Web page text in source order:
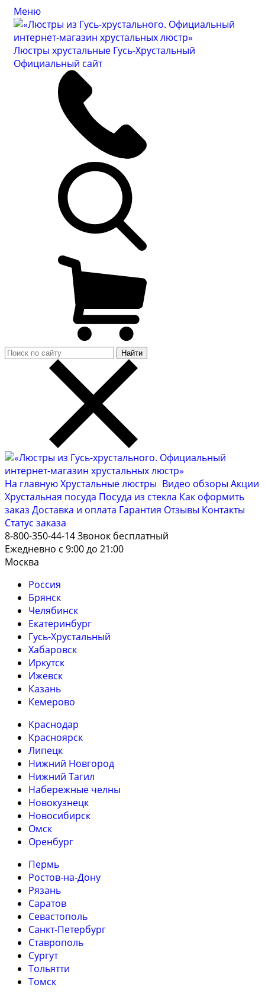
Меню
Люстры хрустальные Гусь-Хрустальный
Официальный сайт
Найти
На главнуюХрустальные люстры Видео обзоры Акции
Хрустальная посуда Посуда из стекла Как оформить
заказ Доставка и оплата Гарантия Отзывы Контакты
Cтатус заказа
8-800-350-44-14Звонок бесплатный
Ежедневно с 9:00 до 21:00
Москва
Россия
Брянск
Челябинск
Екатеринбург
Гусь-Хрустальный
Хабаровск
Иркутск
Ижевск
Казань
Кемерово
Краснодар
Красноярск
Липецк
Нижний Новгород
Нижний Тагил
Набережные челны
Новокузнецк
Новосибирск
Омск
Оренбург
Пермь
Ростов-на-Дону
Рязань
Саратов
Севастополь
Санкт-Петербург
Ставрополь
Сургут
Тольятти
Томск